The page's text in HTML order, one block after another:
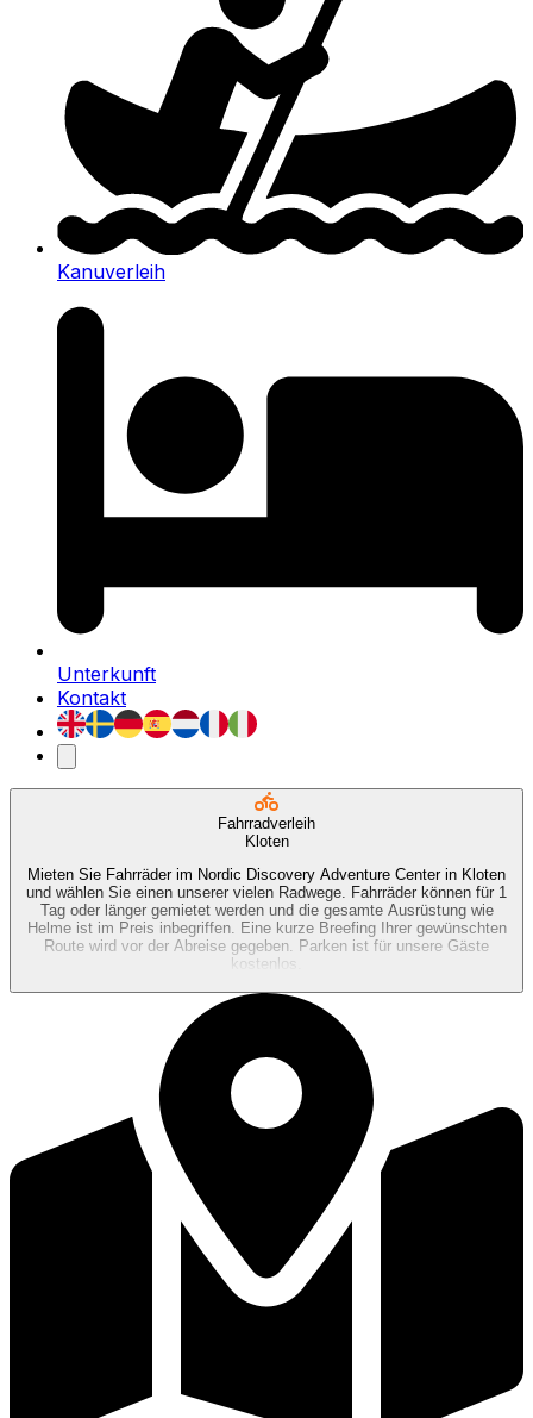
Kanuverleih
Unterkunft
Kontakt
Fahrradverleih
Kloten
Mieten Sie Fahrräder im Nordic Discovery Adventure Center in Kloten
und wählen Sie einen unserer vielen Radwege. Fahrräder können für 1
Tag oder länger gemietet werden und die gesamte Ausrüstung wie
Helme ist im Preis inbegriffen. Eine kurze Breefing Ihrer gewünschten
Route wird vor der Abreise gegeben. Parken ist für unsere Gäste
kostenlos.